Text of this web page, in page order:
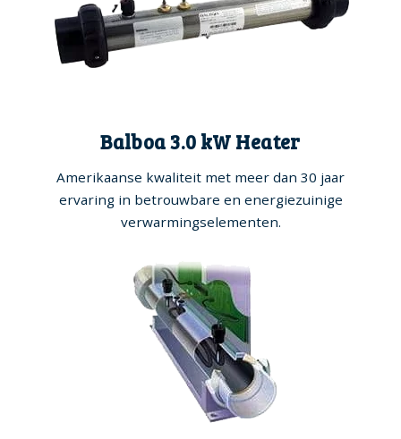
Balboa 3.0 kW Heater
Amerikaanse kwaliteit met meer dan 30 jaar
ervaring in betrouwbare en energiezuinige
verwarmingselementen.